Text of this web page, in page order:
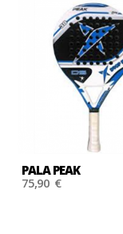
PALA PEAK
75,90 €